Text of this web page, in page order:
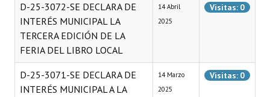
D-25-3072-SE DECLARA DE
INTERÉS MUNICIPAL LA
TERCERA EDICIÓN DE LA
FERIA DEL LIBRO LOCAL
14 Abril
2025
Visitas: 0
D-25-3071-SE DECLARA DE
INTERÉS MUNICIPAL A LA
14 Marzo
2025
Visitas: 0